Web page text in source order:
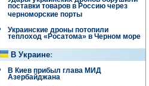
поставки товаров в Россию через
черноморские порты
Украинские дроны потопили
теплоход «Росатома» в Черном море
В Украине:
В Киев прибыл глава МИД
Азербайджана